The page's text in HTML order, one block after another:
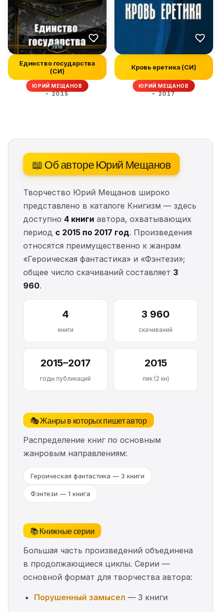
Единство государства
(СИ)
ЮРИЙ МЕЩАНОВ
2015
Кровь еретика (СИ)
ЮРИЙ МЕЩАНОВ
2017
📖 Об авторе Юрий Мещанов
Творчество Юрий Мещанов широко
представлено в каталоге Книгизм — здесь
доступно 4 книги автора, охватывающих
период с 2015 по 2017 год. Произведения
относятся преимущественно к жанрам
«Героическая фантастика» и «Фэнтези»;
общее число скачиваний составляет 3
960.
4
книги
3 960
скачиваний
2015–2017
годы публикаций
2015
пик (2 кн)
🎭 Жанры в которых пишет автор
Распределение книг по основным
жанровым направлениям:
Героическая фантастика — 3 книги
Фэнтези — 1 книга
📚 Книжные серии
Большая часть произведений объединена
в продолжающиеся циклы. Серии —
основной формат для творчества автора:
Порушенный замысел — 3 книги